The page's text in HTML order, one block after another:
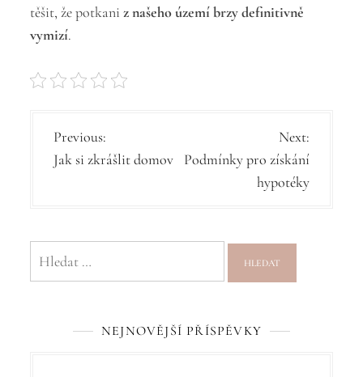
těšit, že potkaniz našeho území brzy definitivně
vymizí.
N
a
a
Previous:
Jak si zkrášlit domov
Next:
Podmínky pro získání
hypotéky
Vyhledávání
NEJNOVĚJŠÍ PŘÍSPĚVKY